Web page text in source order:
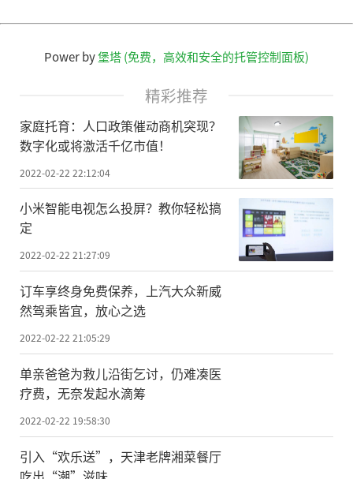
Power by堡塔 (免费，高效和安全的托管控制面板)
精彩推荐
家庭托育：人口政策催动商机突现？
数字化或将激活千亿市值！
2022-02-22 22:12:04
小米智能电视怎么投屏？教你轻松搞
定
2022-02-22 21:27:09
订车享终身免费保养，上汽大众新威
然驾乘皆宜，放心之选
2022-02-22 21:05:29
单亲爸爸为救儿沿街乞讨，仍难凑医
疗费，无奈发起水滴筹
2022-02-22 19:58:30
引入“欢乐送”，天津老牌湘菜餐厅